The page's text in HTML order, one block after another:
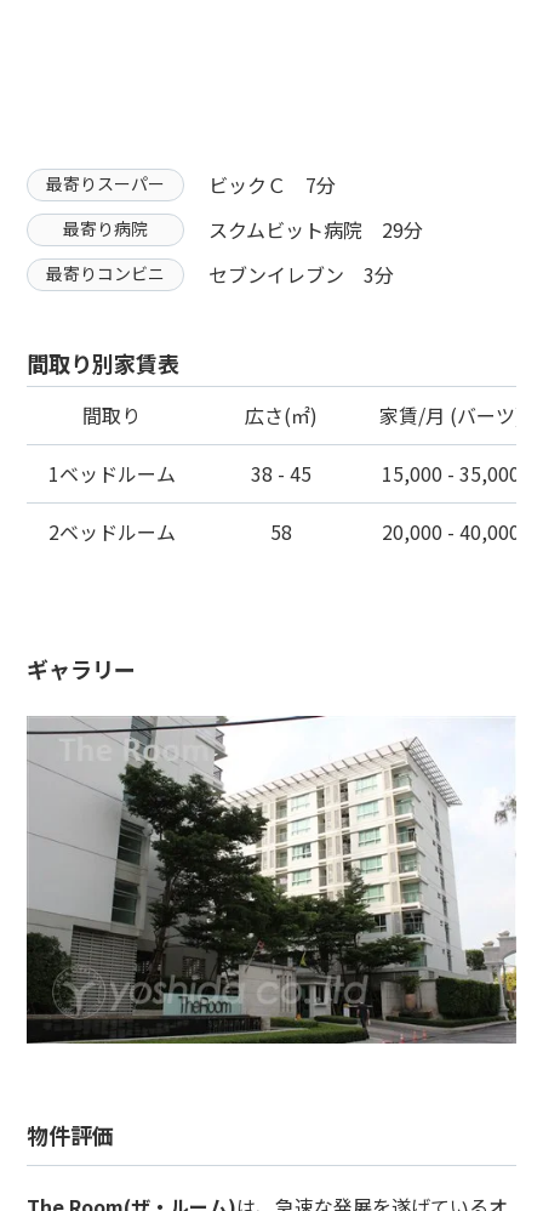
最寄りスーパー ビックＣ 7分
最寄り病院 スクムビット病院 29分
最寄りコンビニ セブンイレブン 3分
間取り別家賃表
間取り 広さ(㎡)
家賃/月 (バーツ)
1ベッドルーム
38 - 45
15,000 - 35,000
2ベッドルーム
58 20,000 - 40,000
ギャラリー
物件評価